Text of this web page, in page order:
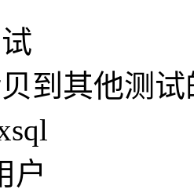
到其他测
户